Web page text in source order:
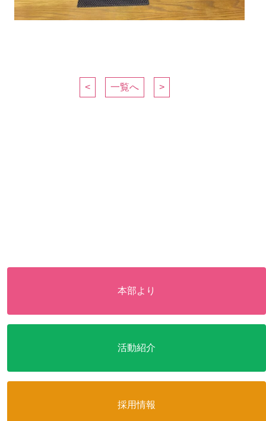
< 一覧へ >
本部より
活動紹介
採用情報